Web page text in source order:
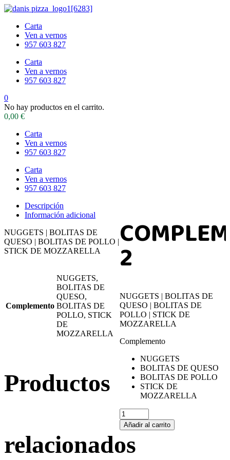
Carta
Ven a vernos
957 603 827
Carta
Ven a vernos
957 603 827
0
No hay productos en el carrito.
0,00 €
Carta
Ven a vernos
957 603 827
Carta
Ven a vernos
957 603 827
2
NUGGETS | BOLITAS DE
QUESO | BOLITAS DE
POLLO | STICK DE
MOZZARELLA
Complemento
NUGGETS
BOLITAS DE QUESO
BOLITAS DE POLLO
STICK DE
MOZZARELLA
Añadir al carrito
Descripción
Información adicional
NUGGETS | BOLITAS DE
QUESO | BOLITAS DE POLLO |
STICK DE MOZZARELLA
Complemento
NUGGETS,
BOLITAS DE
QUESO,
BOLITAS DE
POLLO, STICK
DE
MOZZARELLA
Productos
relacionados